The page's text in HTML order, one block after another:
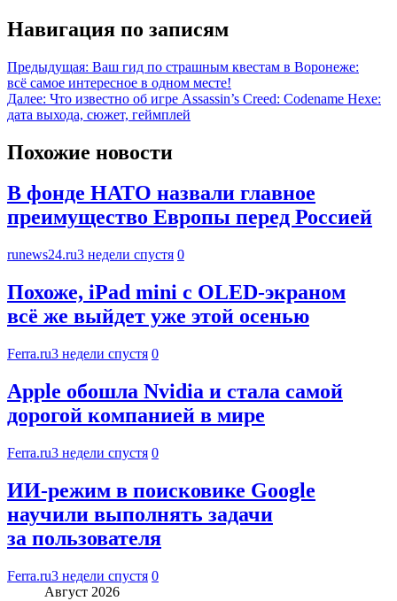
Навигация по записям
Предыдущая: Ваш гид по страшным квестам в Воронеже:
всё самое интересное в одном месте!
Далее: Что известно об игре Assassin’s Creed: Codename Hexe:
дата выхода, сюжет, геймплей
Похожие новости
В фонде НАТО назвали главное
преимущество Европы перед Россией
runews24.ru3 недели спустя 0
Похоже, iPad mini с OLED-экраном
всё же выйдет уже этой осенью
Ferra.ru3 недели спустя 0
Apple обошла Nvidia и стала самой
дорогой компанией в мире
Ferra.ru3 недели спустя 0
ИИ-режим в поисковике Google
научили выполнять задачи
за пользователя
Ferra.ru3 недели спустя 0
Август 2026